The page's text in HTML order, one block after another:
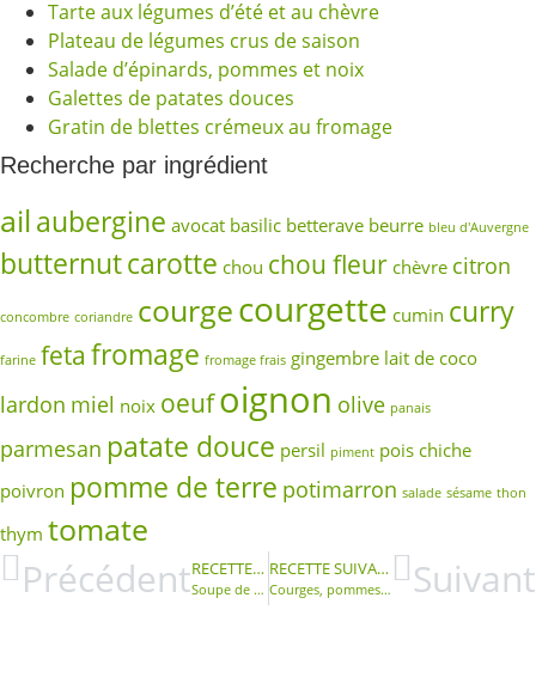
Tarte aux légumes d’été et au chèvre
Plateau de légumes crus de saison
Salade d’épinards, pommes et noix
Galettes de patates douces
Gratin de blettes crémeux au fromage
Recherche par ingrédient
ailaubergine avocat basilic betterave beurre bleu d'Auvergne
butternutcarotte chou chou fleur chèvre citron
concombre coriandre courgecourgette cumin curry
farine feta fromage fromage frais gingembre lait de coco
lardon miel noix oeufoignon olive panais
parmesan patate douce persil piment pois chiche
poivron pomme de terre potimarron salade sésame thon
thym tomate
Précédent RECETTE PRÉCÉDENTE
Soupe de potimarron, patate douce, carotte et lait de coco
RECETTE SUIVANTE
Courges, pommes de terre et panais rôtis Suivant